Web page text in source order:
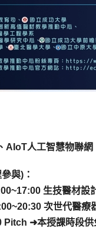
AIoT人工智慧物聯網
與)：
生技醫材
次世代醫
Pitch ➜本授課時段供